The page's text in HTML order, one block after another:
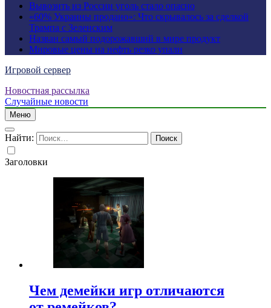
Вывозить из России уголь стало опасно
«60% Украины продано»: Что скрывалось за сделкой
Трампа с Зеленским
Назван самый подорожавший в мире продукт
Мировые цены на нефть резко упали
Игровой сервер
Новостная рассылка
Случайные новости
Меню
Найти:
Заголовки
Чем демейки игр отличаются